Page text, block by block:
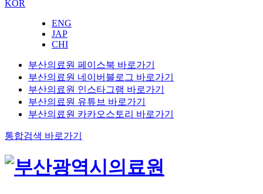
KOR
ENG
JAP
CHI
부산의료원 페이스북 바로가기
부산의료원 네이버블로그 바로가기
부산의료원 인스타그램 바로가기
부산의료원 유튜브 바로가기
부산의료원 카카오스토리 바로가기
통합검색 바로가기